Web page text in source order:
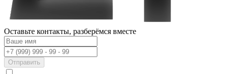
Оставьте контакты, разберёмся вместе
Отправить